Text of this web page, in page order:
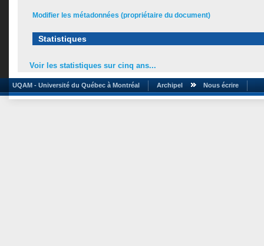
Modifier les métadonnées (propriétaire du document)
Statistiques
Voir les statistiques sur cinq ans...
UQAM - Université du Québec à Montréal Archipel Nous écrire